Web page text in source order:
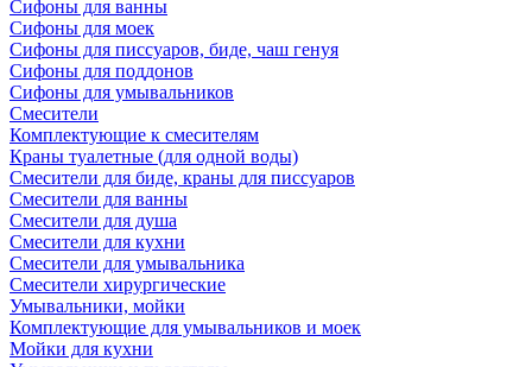
Сифоны для ванны
Сифоны для моек
Сифоны для писсуаров, биде, чаш генуя
Сифоны для поддонов
Сифоны для умывальников
Смесители
Комплектующие к смесителям
Краны туалетные (для одной воды)
Смесители для биде, краны для писсуаров
Смесители для ванны
Смесители для душа
Смесители для кухни
Смесители для умывальника
Смесители хирургические
Умывальники, мойки
Комплектующие для умывальников и моек
Мойки для кухни